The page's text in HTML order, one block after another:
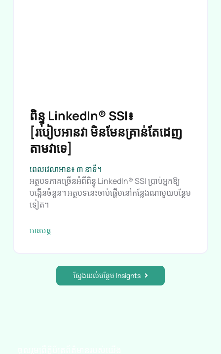
ពិន្ទុ LinkedIn® SSI៖
[របៀបអានវា មិនមែនគ្រាន់តែដេញ
តាមវាទេ]
ពេលវេលាអាន៖ ៣ នាទី។
បង្កើនចំនួន។ អត្ថបទនេះចាប់ផ្តើមនៅកន្លែងណាមួយបន្ថែម